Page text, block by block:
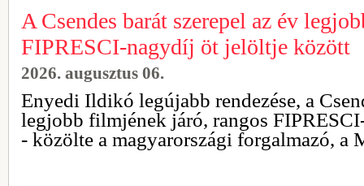
A Csendes barát szerepel az év
FIPRESCI-nagydíj öt jelöltje között
2026. augusztus 06.
Enyedi Ildikó legújabb rendezése, a
legjobb filmjének járó, rangos
- közölte a magyarországi forgalmazó, a